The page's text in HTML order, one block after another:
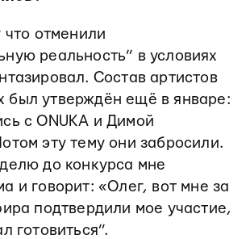
что отменили
реальность” в условиях
Состав артистов
был утверждён ещё в январе:
с ONUKA и Димой
эту тему они забросили.
до конкурса мне
и говорит: «Олег, вот мне за
подтвердили мое участие,
готовиться”.